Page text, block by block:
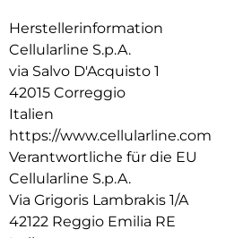
Herstellerinformation
Cellularline S.p.A.
via Salvo D'Acquisto 1
42015 Correggio
Italien
https://www.cellularline.com
Verantwortliche für die EU
Cellularline S.p.A.
Via Grigoris Lambrakis 1/A
42122 Reggio Emilia RE